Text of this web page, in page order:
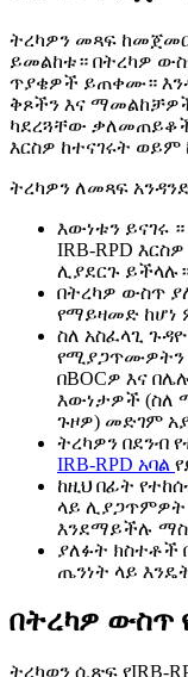
ትረካዎን መጻፍ
ይመልከቱ። በትረካዎ
ጥያቄዎች ይጠቀሙ።
ቅጾችን እና
ካደረጓቸው
እርስዎ ከተናገሩት ወይም
ትረካዎን ለመጻፍ
እውነቱን ይናገሩ
IRB-RPD
ሊያደርጉ
በትረካዎ ውስጥ
የማይዛመድ ከሆነ
ስለ አስፈላጊ
የሚያጋጥሙዎትን
በBOCዎ እና
እውነታዎች (ስለ
ጉዞዎ) መድገም
ትረካዎን በደንብ
IRB-RPD አባል
ከዚህ በፊት
ላይ ሊያጋጥምዎት
እንደማይችሉ
ያለፉት ክስተቶች
ጤንነት ላይ
በትረካዎ ውስጥ
ትረካወን ሲጽፍ የIRB-